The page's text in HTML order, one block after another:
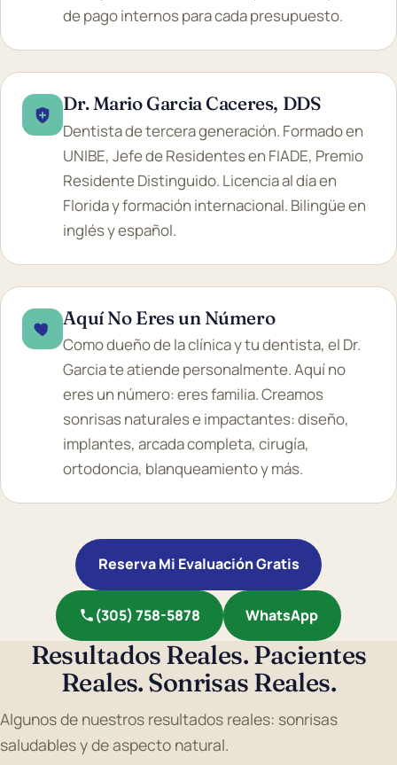
de pago internos para cada presupuesto.
Dr. Mario Garcia Caceres, DDS
Dentista de tercera generación. Formado en
UNIBE, Jefe de Residentes en FIADE, Premio
Residente Distinguido. Licencia al día en
Florida y formación internacional. Bilingüe en
inglés y español.
Aquí No Eres un Número
Como dueño de la clínica y tu dentista, el Dr.
Garcia te atiende personalmente. Aquí no
eres un número: eres familia. Creamos
sonrisas naturales e impactantes: diseño,
implantes, arcada completa, cirugía,
ortodoncia, blanqueamiento y más.
Reserva Mi Evaluación Gratis
(305) 758-5878 WhatsApp
Resultados Reales. Pacientes
Reales. Sonrisas Reales.
Algunos de nuestros resultados reales: sonrisas
saludables y de aspecto natural.